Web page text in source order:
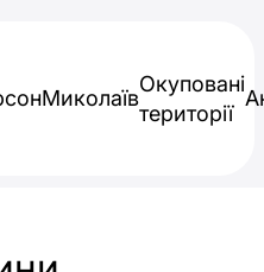
Миколаїв
Окуповані
території